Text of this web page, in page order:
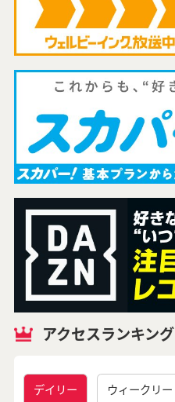
アクセスランキング
デイリー ウィークリー